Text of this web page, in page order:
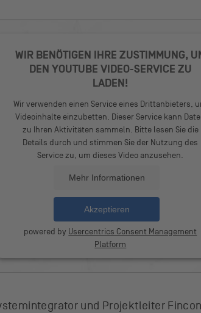
WIR BENÖTIGEN IHRE ZUSTIMMUNG,
DEN YOUTUBE VIDEO-SERVICE ZU
LADEN!
Wir verwenden einen Service eines Drittanbieters,
Videoinhalte einzubetten. Dieser Service kann
zu Ihren Aktivitäten sammeln. Bitte lesen Sie die
Details durch und stimmen Sie der Nutzung des
Service zu, um dieses Video anzusehen.
Mehr Informationen
Akzeptieren
powered by Usercentrics Consent Management
Platform
und Projektleiter